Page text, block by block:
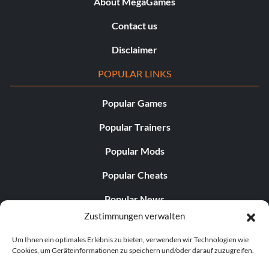
Zustimmungen verwalten
Um Ihnen ein optimales Erlebnis zu bieten, verwenden wir Technologien wie
Cookies, um Geräteinformationen zu speichern und/oder darauf zuzugreifen.
Contact us
Disclaimer
POPULAR LINKS
Popular Games
Popular Trainers
Popular Mods
Popular Cheats
Popular News
Popular Editorials
Popular Free Games